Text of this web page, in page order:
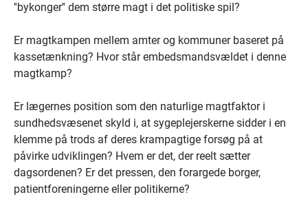
''bykonger'' dem større magt i det politiske spil?
Er magtkampen mellem amter og kommuner baseret på
kassetænkning? Hvor står embedsmandsvældet i denne
magtkamp?
Er lægernes position som den naturlige magtfaktor i
sundhedsvæsenet skyld i, at sygeplejerskerne sidder i en
klemme på trods af deres krampagtige forsøg på at
påvirke udviklingen? Hvem er det, der reelt sætter
dagsordenen? Er det pressen, den forargede borger,
patientforeningerne eller politikerne?